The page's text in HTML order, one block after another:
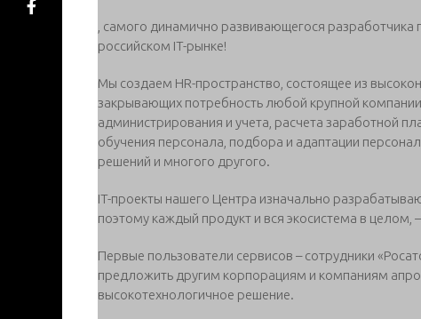
, самого динамично развивающегося разработчика
российском IT-рынке!
Мы создаем HR-пространство, состоящее из
закрывающих потребность любой крупной
администрирования и учета, расчета заработной
обучения персонала, подбора и адаптации
решений и многого другого.
IT-проекты нашего Центра изначально
поэтому каждый продукт и вся экосистема в
Первые пользователи сервисов – сотрудники
предложить другим корпорациям и компаниям
высокотехнологичное решение.